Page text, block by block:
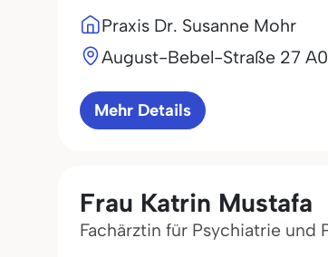
Praxis Dr. Susanne Mohr
August-Bebel-Straße 27 A
Mehr Details
Frau Katrin Mustafa
Fachärztin für Psychiatrie und